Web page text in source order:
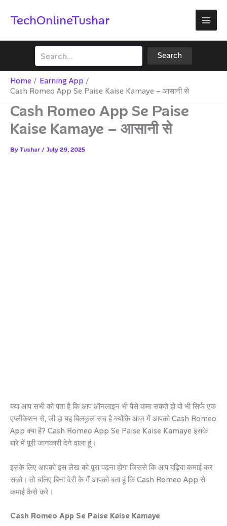
TechOnlineTushar
Search
Search
Home
Earning App
Cash Romeo App Se Paise Kaise Kamaye – आसानी से
Cash Romeo App Se Paise
Kaise Kamaye – आसानी से
ByTushar / July 29, 2025
क्या आप सभी को पता है कि आप ऑनलाइन भी पैसे कमा सकते हो वो भी सिर्फ एक
एप्लीकेशन से, जी हा यह बिलकुल सच है क्योंकि आज में आपको Cash Romeo
App क्या है? Cash Romeo App Se Paise Kaise Kamaye इसके
बारे में पूरी जानकारी देने वाला हूं।
इसके लिए आपको इस लेख को पूरा पढ़ना होगा जिससे कि आप बढ़िया कमाई कर
सको। तो चलिए बिना देरी के मैं आपको बता हूं कि Cash Romeo App से
कमाई कैसे करे।
Cash Romeo App Se Paise Kaise Kamaye